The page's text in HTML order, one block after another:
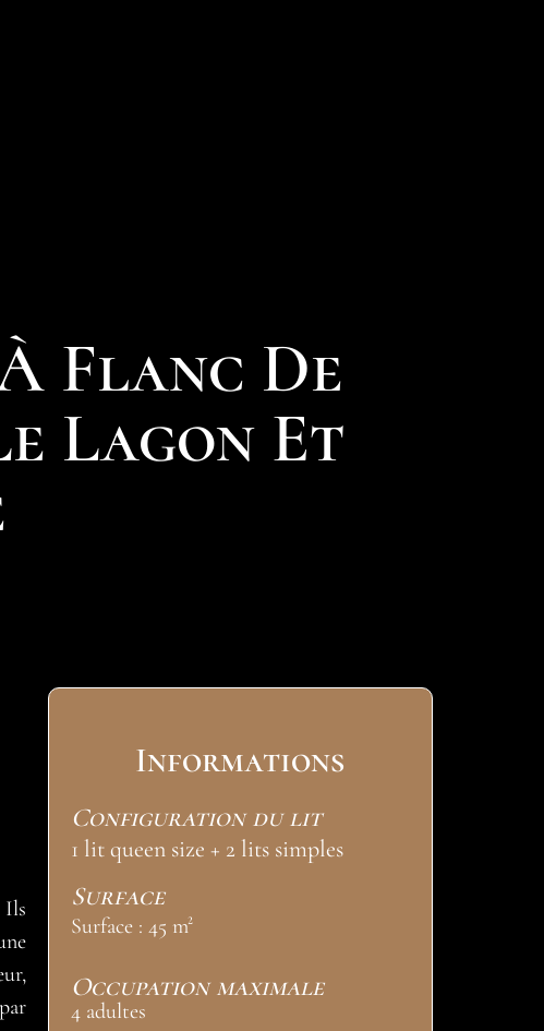
Flanc De
Lagon Et
Ils
Informations
Configuration du lit
1 lit queen size + 2 lits simples
Surface
Surface : 45 m²
Occupation maximale
4 adultes